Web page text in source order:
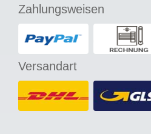
Zahlungsweisen
Versandart